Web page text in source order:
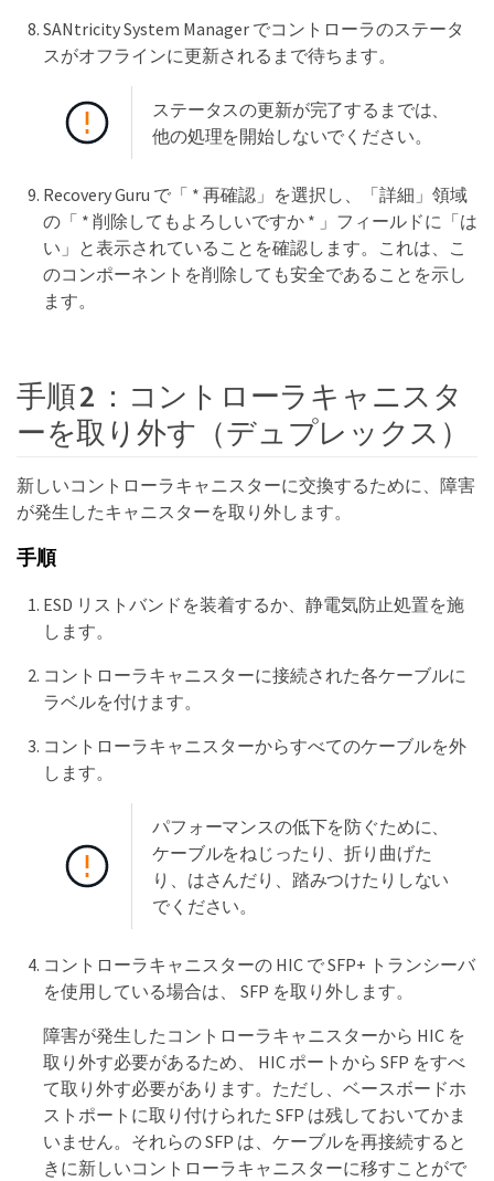
SANtricity System Manager でコントローラのステータ
スがオフラインに更新されるまで待ちます。
ステータスの更新が完了するまでは、
他の処理を開始しないでください。
Recovery Guru で「 * 再確認」を選択し、「詳細」領域
の「 * 削除してもよろしいですか * 」フィールドに「は
い」と表示されていることを確認します。これは、こ
のコンポーネントを削除しても安全であることを示し
ます。
手順 2 ：コントローラキャニスタ
ーを取り外す（デュプレックス）
新しいコントローラキャニスターに交換するために、障害
が発生したキャニスターを取り外します。
手順
ESD リストバンドを装着するか、静電気防止処置を施
します。
コントローラキャニスターに接続された各ケーブルに
ラベルを付けます。
コントローラキャニスターからすべてのケーブルを外
します。
パフォーマンスの低下を防ぐために、
ケーブルをねじったり、折り曲げた
り、はさんだり、踏みつけたりしない
でください。
コントローラキャニスターの HIC で SFP+ トランシーバ
を使用している場合は、 SFP を取り外します。
障害が発生したコントローラキャニスターから HIC を
取り外す必要があるため、 HIC ポートから SFP をすべ
て取り外す必要があります。ただし、ベースボードホ
ストポートに取り付けられた SFP は残しておいてかま
いません。それらの SFP は、ケーブルを再接続すると
きに新しいコントローラキャニスターに移すことがで